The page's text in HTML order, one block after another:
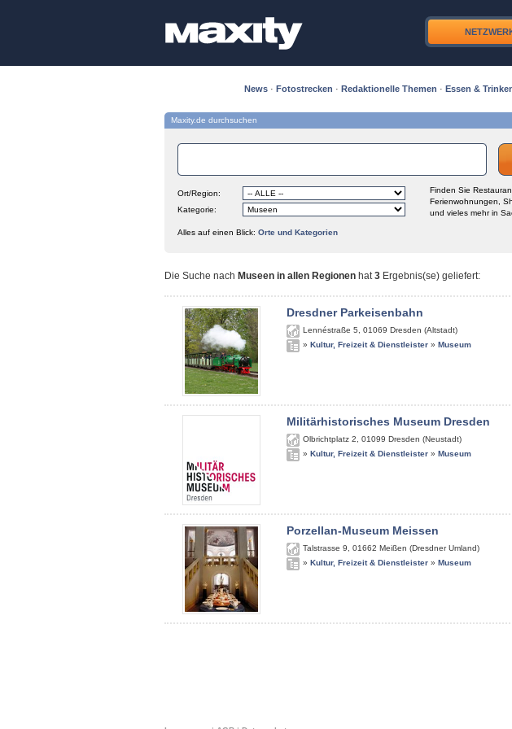
News · Fotostrecken · Redaktionelle Themen · Essen &
Maxity.de durchsuchen
Ort/Region:
Kategorie:
Finden Sie
Ferienwohnungen,
und vieles mehr in
Alles auf einen Blick: Orte und Kategorien
Die Suche nach Museen in allen Regionen hat3 Ergebnis(se) geliefert:
Dresdner Parkeisenbahn
Lennéstraße 5 01069 Dresden (Altstadt)
» Kultur, Freizeit & Dienstleister » Museum
Militärhistorisches Museum Dresden
Olbrichtplatz 2 01099 Dresden (Neustadt)
» Kultur, Freizeit & Dienstleister » Museum
Porzellan-Museum Meissen
Talstrasse 9 01662 Meißen (Dresdner Umland)
» Kultur, Freizeit & Dienstleister » Museum